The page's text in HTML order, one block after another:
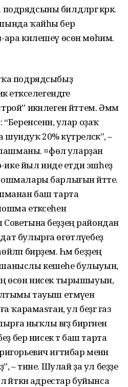
билдәләргә кәрәк.
ҡайһы бер
ара килешеү өсөн мөһим.
подрядсыбыҙ
икәнлеген әйттем. Әммә
улар оҙаҡ
20% күтәреләсәк”, –
¤фөлә уларҙан
ике йыл инде етди эшһеҙ
барлығын әйтте.
баш тарта
етәксеһен
беҙҙең райондан
булырға өгөтләүебеҙ
бирҙем. Һәм беҙҙең
кешеһе булыуын,
өсөн нисек тырышыуын,
тауыш етмәүен
ҡарамаѕтан, ул беҙгә газ
ныҡлы вәғәҙә биргәнен
бер нисек тә баш тарта
иғтибар менән
– тине. Шулай ҙа ул беҙҙе
адрестар буйынса